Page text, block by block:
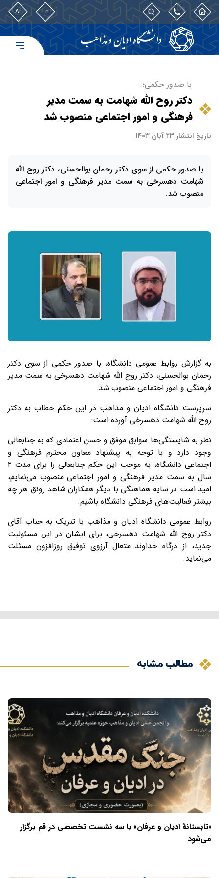
En
Ar
با صدور حکمی؛
دکتر روح الله شهامت به سمت مدیر
فرهنگی و امور اجتماعی منصوب شد
تاریخ انتشار:۲۳ آبان ۱۴۰۳
با صدور حکمی از سوی دکتر رحمان بوالحسنی، دکتر روح الله
شهامت دهسرخی به سمت مدیر فرهنگی و امور اجتماعی
منصوب شد.
به گزارش روابط عمومی دانشگاه، با صدور حکمی از سوی دکتر
رحمان بوالحسنی، دکتر روح الله شهامت دهسرخی به سمت مدیر
فرهنگی و امور اجتماعی منصوب شد.
سرپرست دانشگاه ادیان و مذاهب در این حکم خطاب به دکتر
روح الله شهامت دهسرخی آورده است:
نظر به شایستگی‌ها سوابق موفق و حسن اعتمادی که به جنابعالی
وجود دارد و با توجه به پیشنهاد معاون محترم فرهنگی و
اجتماعی دانشگاه، به موجب این حکم جنابعالی را برای مدت ۲
سال به سمت مدیر فرهنگی و امور اجتماعی منصوب می‌نمایم،
امید است در سایه هماهنگی با دیگر همکاران شاهد رونق هر چه
بیشتر فعالیت‌های فرهنگی دانشگاه باشیم.
روابط عمومی دانشگاه ادیان و مذاهب با تبریک به جناب آقای
دکتر روح الله شهامت دهسرخی، برای ایشان در این مسئولیت
جدید، از درگاه خداوند متعال آرزوی توفیق روزافزون مسئلت
می‌نماید.
مطالب مشابه
«تابستانهٔ ادیان و عرفان» با سه نشست تخصصی در قم برگزار
می‌شود